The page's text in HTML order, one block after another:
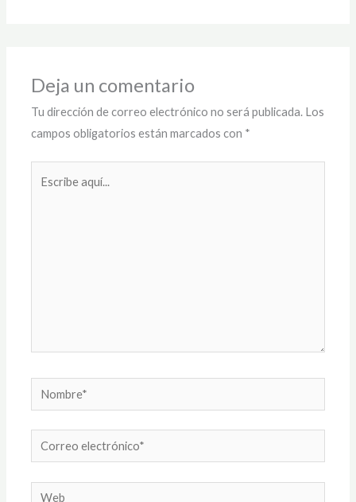
Deja un comentario
Tu dirección de correo electrónico no será publicada. Los
campos obligatorios están marcados con *
Nombre*
Correo
electrónico*
Web